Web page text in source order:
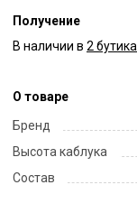
Получение
В наличии в 2
О товаре
Бренд
Высота каблука
Состав